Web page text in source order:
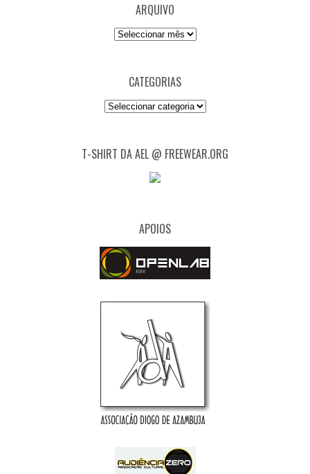
ARQUIVO
Arquivo
CATEGORIAS
Categorias
T-SHIRT DA AEL @ FREEWEAR.ORG
APOIOS